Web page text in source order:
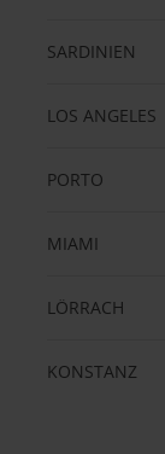
SARDINIEN
LOS ANGELES
PORTO
MIAMI
LÖRRACH
KONSTANZ